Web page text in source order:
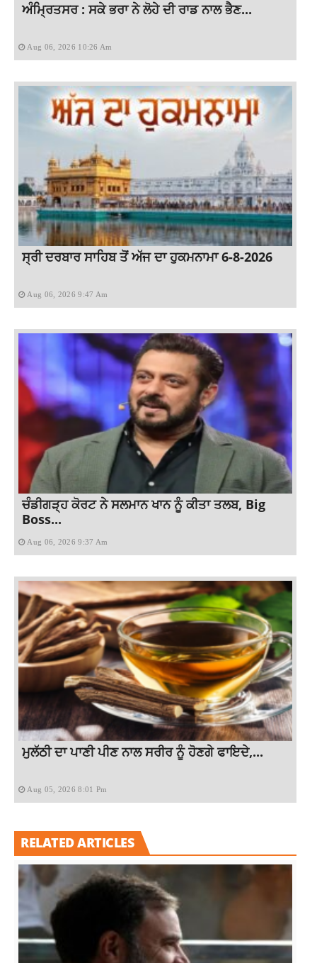
ਅੰਮ੍ਰਿਤਸਰ : ਸਕੇ ਭਰਾ ਨੇ ਲੋਹੇ ਦੀ ਰਾਡ ਨਾਲ ਭੈਣ...
Aug 06, 2026 10:26 Am
ਸ੍ਰੀ ਦਰਬਾਰ ਸਾਹਿਬ ਤੋਂ ਅੱਜ ਦਾ ਹੁਕਮਨਾਮਾ 6-8-2026
Aug 06, 2026 9:47 Am
ਚੰਡੀਗੜ੍ਹ ਕੋਰਟ ਨੇ ਸਲਮਾਨ ਖਾਨ ਨੂੰ ਕੀਤਾ ਤਲਬ, Big
Boss...
Aug 06, 2026 9:37 Am
ਮੁਲੱਠੀ ਦਾ ਪਾਣੀ ਪੀਣ ਨਾਲ ਸਰੀਰ ਨੂੰ ਹੋਣਗੇ ਫਾਇਦੇ,...
Aug 05, 2026 8:01 Pm
RELATED ARTICLES